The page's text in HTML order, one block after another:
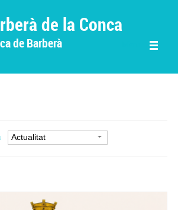
de la Conca
de Barberà